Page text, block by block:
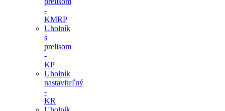
-
KMRP
Uholník
s
prelisom
-
KP
Uholník
nastaviteľný
-
KR